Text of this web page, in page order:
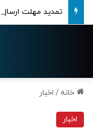
تمدید مهلت ارسال
خانه / اخبار
اخبار